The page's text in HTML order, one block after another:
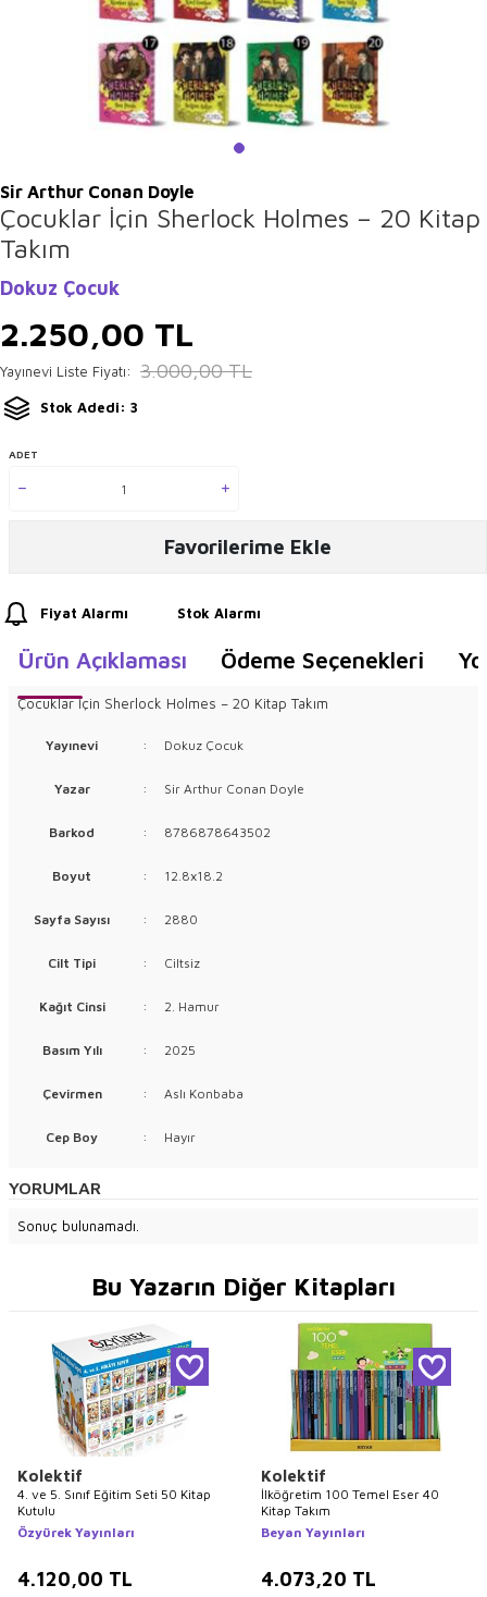
Sir Arthur Conan Doyle
Çocuklar İçin Sherlock Holmes – 20 Kitap
Takım
Dokuz Çocuk
2.250,00 TL
Yayınevi Liste Fiyatı: 3.000,00TL
Stok Adedi: 3
ADET
Favorilerime Ekle
Fiyat Alarmı Stok Alarmı
Ürün Açıklaması Ödeme Seçenekleri
Çocuklar İçin Sherlock Holmes – 20 Kitap Takım
Yayınevi : Dokuz Çocuk
Yazar : Sir Arthur Conan Doyle
Barkod : 8786878643502
Boyut : 12.8x18.2
Sayfa Sayısı : 2880
Cilt Tipi : Ciltsiz
Kağıt Cinsi : 2. Hamur
Basım Yılı : 2025
Çevirmen : Aslı Konbaba
Cep Boy : Hayır
YORUMLAR
Sonuç bulunamadı.
Bu Yazarın Diğer Kitapları
Kolektif
4. ve 5. Sınıf Eğitim Seti 50 Kitap
Kutulu
Özyürek Yayınları
4.120,00 TL
Kolektif
İlköğretim 100 Temel Eser 40
Kitap Takım
Beyan Yayınları
4.073,20 TL